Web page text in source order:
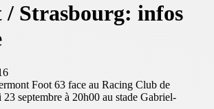
Strasbourg: infos
Foot 63 face au Racing Club de
septembre à 20h00 au stade Gabriel-